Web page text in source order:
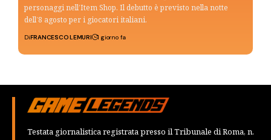
personaggi nell’Item Shop. Il debutto è previsto nella notte
dell’8 agosto per i giocatori italiani.
DiFRANCESCO LEMURI 1 giorno fa
Testata giornalistica registrata presso il Tribunale di Roma, n.